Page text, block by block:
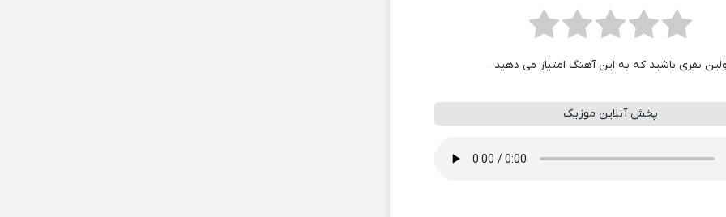
نفری باشید که به این آهنگ امتیاز می دهید.
پخش آنلاین موزیک